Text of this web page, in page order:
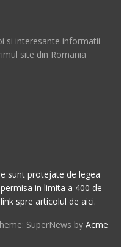
si interesante informatii
site din Romania
sunt protejate de legea
in limita a 400 de
spre articolul de aici.
SuperNews byAcme